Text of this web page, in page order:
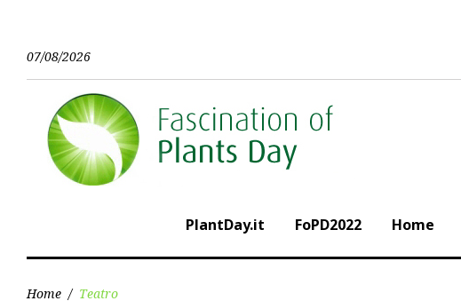
content
07/08/2026
PlantDay.it FoPD2022 Home
Home / Teatro